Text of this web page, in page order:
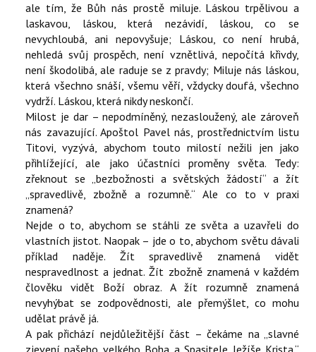
ale tím, že Bůh nás prostě miluje. Láskou trpělivou a
laskavou, láskou, která nezávidí, láskou, co se
nevychloubá, ani nepovyšuje; Láskou, co není hrubá,
nehledá svůj prospěch, není vznětlivá, nepočítá křivdy,
není škodolibá, ale raduje se z pravdy; Miluje nás láskou,
která všechno snáší, všemu věří, vždycky doufá, všechno
vydrží. Láskou, která nikdy neskončí.
Milost je dar – nepodmíněný, nezasloužený, ale zároveň
nás zavazující. Apoštol Pavel nás, prostřednictvím listu
Titovi, vyzývá, abychom touto milostí nežili jen jako
přihlížející, ale jako účastníci proměny světa. Tedy:
zřeknout se „bezbožnosti a světských žádostí“ a žít
„spravedlivě, zbožně a rozumně.“ Ale co to v praxi
znamená?
Nejde o to, abychom se stáhli ze světa a uzavřeli do
vlastních jistot. Naopak – jde o to, abychom světu dávali
příklad naděje. Žít spravedlivě znamená vidět
nespravedlnost a jednat. Žít zbožně znamená v každém
člověku vidět Boží obraz. A žít rozumně znamená
nevyhýbat se zodpovědnosti, ale přemýšlet, co mohu
udělat právě já.
A pak přichází nejdůležitější část – čekáme na „slavné